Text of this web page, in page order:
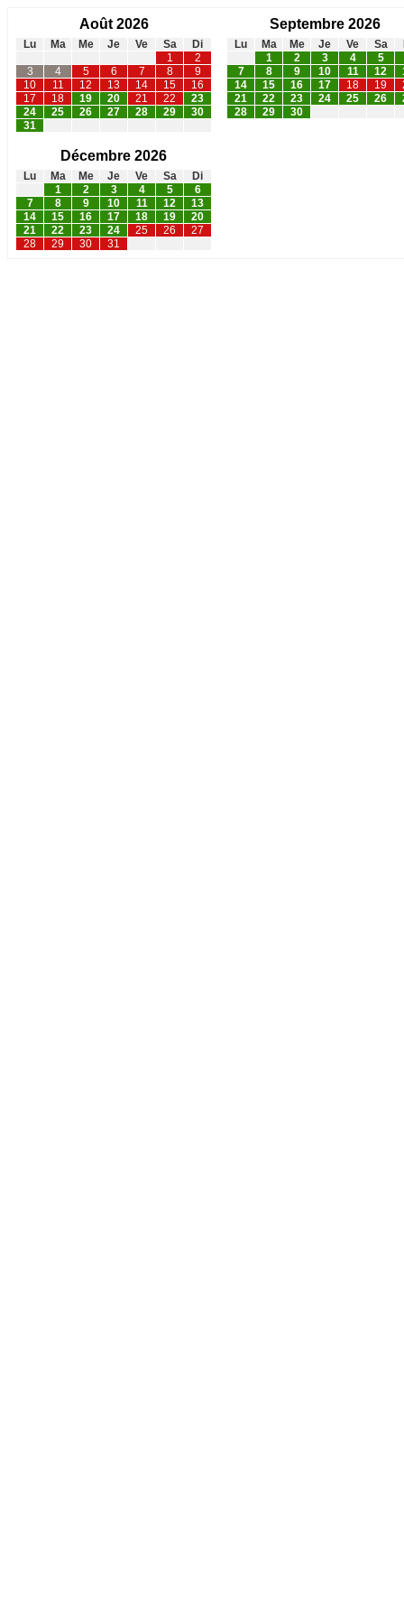
Août 2026
Lu Ma Me Je Ve Sa
Di
1
2
3
4 5 6 7 8
9
10
11 12 13 14 15
16
17
18 19 20 21 22
23
24
25 26 27 28 29
30
31
Septembre 2026
Lu Ma Me Je Ve Sa
1
2 3 4
5
7
8 9 10 11 12
14
15 16 17 18 19
21
22 23 24 25 26
28
29 30
Décembre 2026
Lu Ma Me Je Ve Sa
Di
1
2 3 4 5
6
7
8 9 10 11 12
13
14
15 16 17 18 19
20
21
22 23 24 25 26
27
28
29 30 31